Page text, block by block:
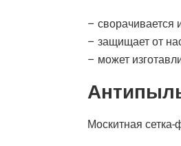
– сворачивается
– защищает от
– может
Москитная